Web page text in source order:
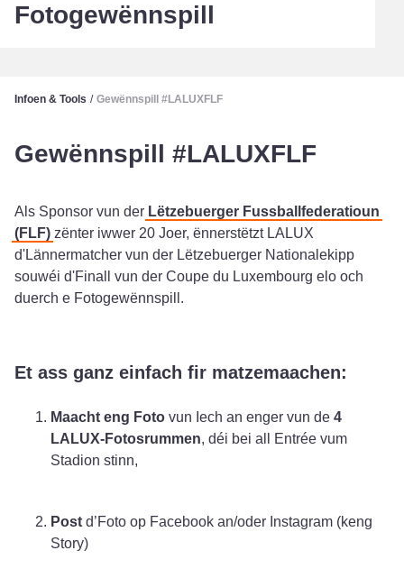
Fotogewënnspill
Infoen & Tools / Gewënnspill #LALUXFLF
Gewënnspill #LALUXFLF
Als Sponsor vun der Lëtzebuerger Fussballfederatioun
(FLF) zënter iwwer 20 Joer, ënnerstëtzt LALUX
d'Lännermatcher vun der Lëtzebuerger Nationalekipp
souwéi d'Finall vun der Coupe du Luxembourg elo och
duerch e Fotogewënnspill.
Et ass ganz einfach fir matzemaachen:
Maacht eng Foto vun Iech an enger vun de 4
LALUX-Fotosrummen, déi bei all Entrée vum
Stadion stinn,
Post d’Foto op Facebook an/oder Instagram (keng
Story)